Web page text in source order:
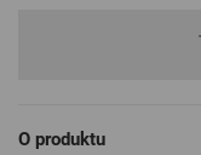
O produktu